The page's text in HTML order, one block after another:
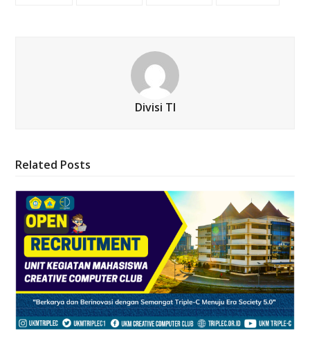
Divisi TI
Related Posts